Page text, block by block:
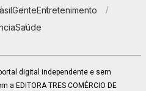
GenteEntretenimento
Saúde
portal digital independente e sem
EDITORA TRES COMÉRCIO DE